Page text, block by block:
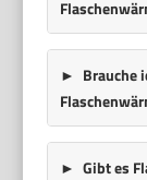
Brauche
Gibt es